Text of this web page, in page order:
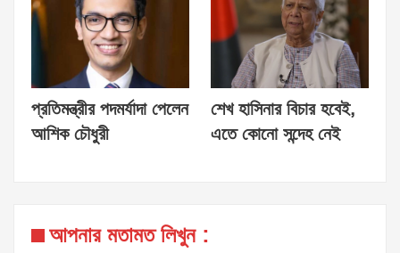
প্রতিমন্ত্রীর পদমর্যাদা পেলেন
আশিক চৌধুরী
শেখ হাসিনার বিচার হবেই,
এতে কোনো সন্দেহ নেই
আপনার মতামত লিখুন :